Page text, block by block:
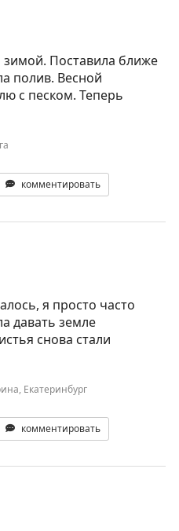
Поставила ближе
полив. Весной
с песком. Теперь
комментировать
я просто часто
давать земле
снова стали
Екатеринбург
комментировать